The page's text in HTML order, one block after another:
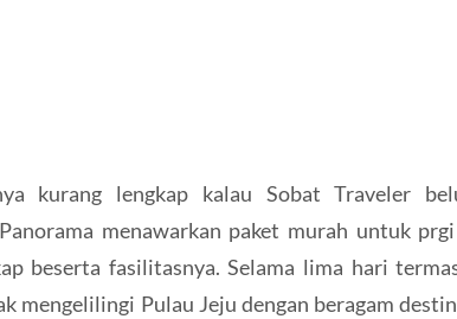
kurang lengkap kalau Sobat Traveler
menawarkan paket murah untuk
beserta fasilitasnya. Selama lima hari
mengelilingi Pulau Jeju dengan beragam